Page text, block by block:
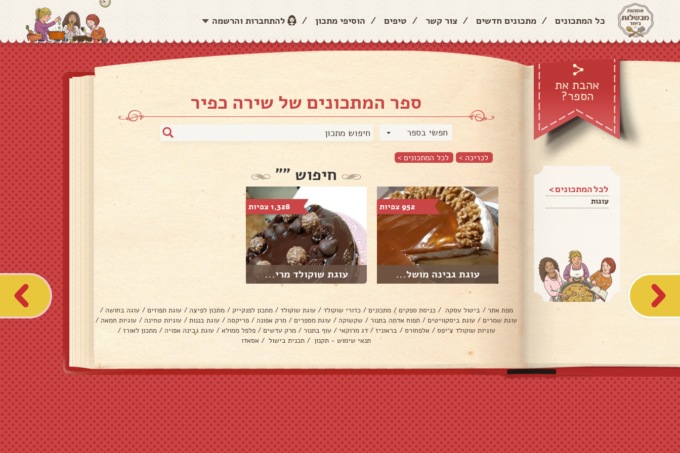
כל המתכונים / מתכונים חדשים / צור קשר / טיפים / הוסיפי מתכון / להתחברות והרשמה
אהבת את
הספר?
לכל המתכונים >
עוגות
ספר המתכונים של שירה כפיר
חפשי בספר
לכריכה > לכל המתכונים >
חיפוש ""
952 צפיות
עוגת גבינה מושל...
1,328 צפיות
עוגת שוקולד מרי...
מפת אתר / ביטול עסקה / כניסת ספקים / מתכונים / כדורי שוקולד / עוגת שוקולד / מתכון לפנקייק / מתכון לפיצה / עוגת תפוזים / עוגה בחושה /
עוגת שמרים / עוגת ביסקוויטים / תפוח אדמה בתנור / שקשוקה / עוגת מספרים / מרק אפונה / פריקסה / עוגת בננות / עוגיות טחינה / עוגיות חמאה /
עוגיות שוקולד צ׳יפס / אלפחורס / בראוניז / דג מרוקאי / עוף בתנור / מרק עדשים / פלפל ממולא / עוגת גבינה אפויה / מתכון לאורז /
תנאי שימוש - תקנון / תכנית בישול / אסאדו